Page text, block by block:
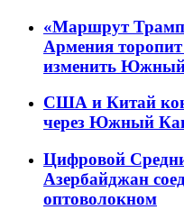
«Маршрут
Армения
изменить
США и Китай
через Южный
Цифровой
Азербайджан
оптоволокном